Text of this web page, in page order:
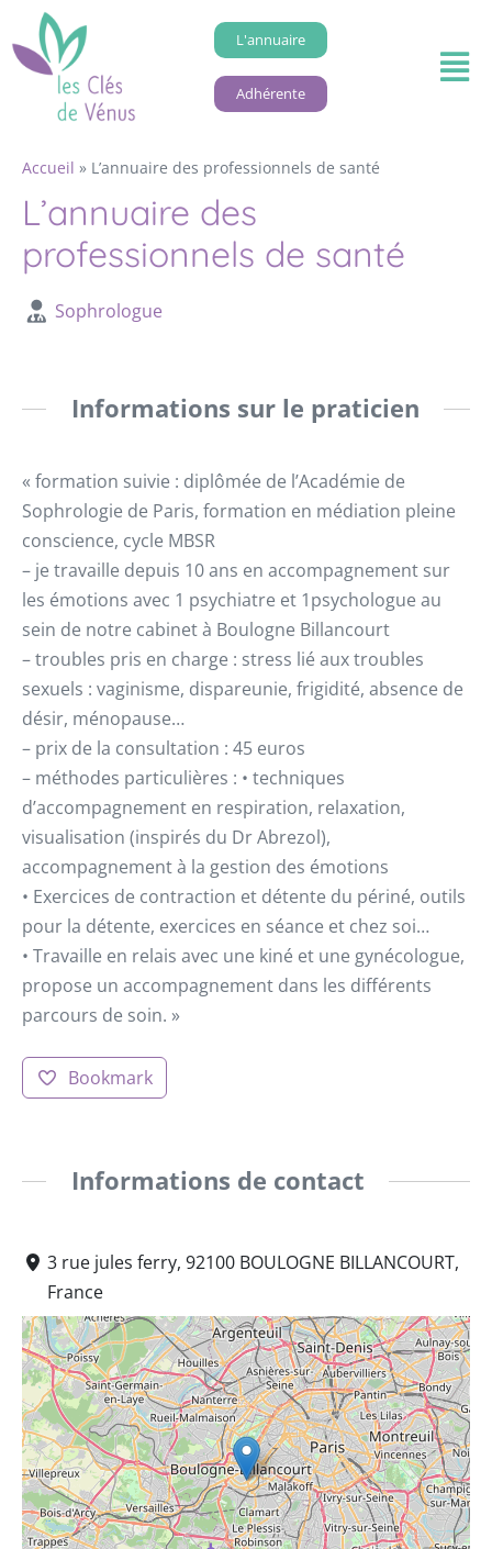
L'annuaire
Adhérente
Accueil » L’annuaire des professionnels de santé
L’annuaire des
professionnels de santé
Sophrologue
Informations sur le praticien
« formation suivie : diplômée de l’Académie de
Sophrologie de Paris, formation en médiation pleine
conscience, cycle MBSR
– je travaille depuis 10 ans en accompagnement sur
les émotions avec 1 psychiatre et 1psychologue au
sein de notre cabinet à Boulogne Billancourt
– troubles pris en charge : stress lié aux troubles
sexuels : vaginisme, dispareunie, frigidité, absence de
désir, ménopause…
– prix de la consultation : 45 euros
– méthodes particulières : • techniques
d’accompagnement en respiration, relaxation,
visualisation (inspirés du Dr Abrezol),
accompagnement à la gestion des émotions
• Exercices de contraction et détente du périné, outils
pour la détente, exercices en séance et chez soi…
• Travaille en relais avec une kiné et une gynécologue,
propose un accompagnement dans les différents
parcours de soin. »
Bookmark
Informations de contact
3 rue jules ferry, 92100 BOULOGNE BILLANCOURT,
France